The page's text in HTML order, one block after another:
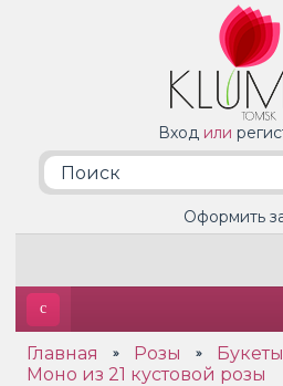
Вход или
Оформить
Главная » Розы »
Моно из 21 кустовой розы